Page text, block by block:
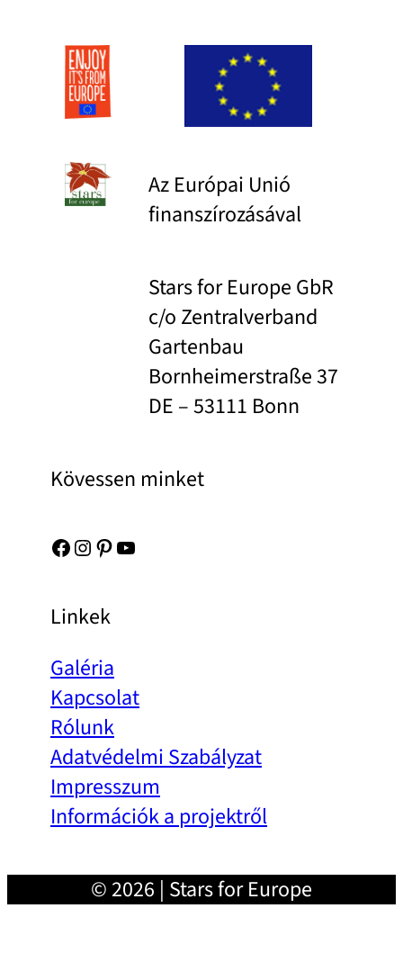
Az Európai Unió
finanszírozásával
Stars for Europe GbR
c/o Zentralverband
Gartenbau
Bornheimerstraße 37
DE – 53111 Bonn
Kövessen minket
Facebook Instagram Pinterest YouTube
Linkek
Galéria
Kapcsolat
Rólunk
Adatvédelmi Szabályzat
Impresszum
Információk a projektről
© 2026 | Stars for Europe